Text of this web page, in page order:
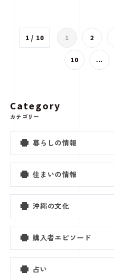
1 / 10 1 2
10 ...
Category
カテゴリー
暮らしの情報
住まいの情報
沖縄の文化
購入者エピソード
占い